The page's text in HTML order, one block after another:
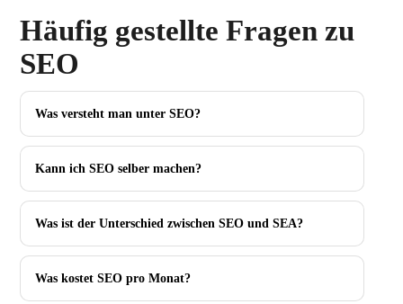
Häufig gestellte Fragen zu
SEO
Was versteht man unter SEO?
Kann ich SEO selber machen?
Was ist der Unterschied zwischen SEO und SEA?
Was kostet SEO pro Monat?